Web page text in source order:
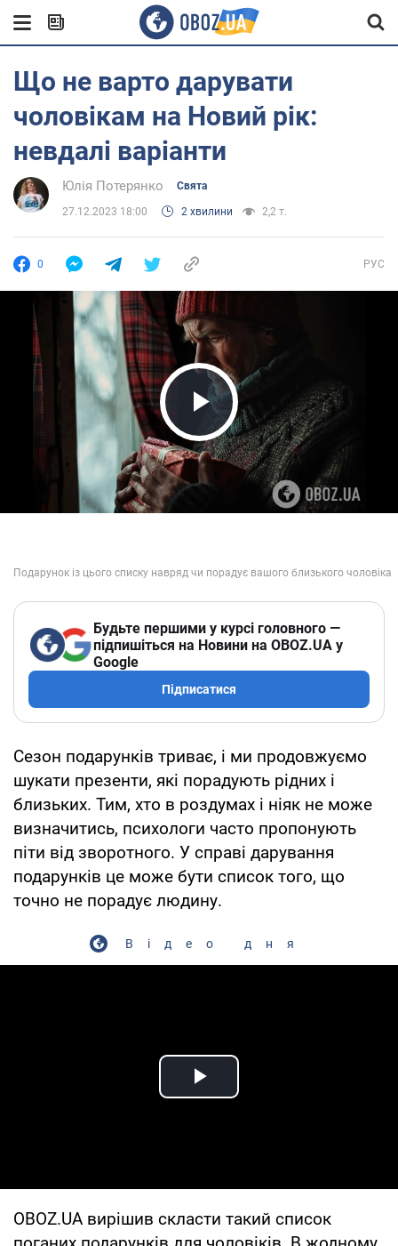
Що не варто дарувати
чоловікам на Новий рік:
невдалі варіанти
Юлія Потерянко Свята
27.12.2023 18:00 2 хвилини 2,2 т.
0 РУС
Play Video
Будьте першими у курсі головного —
підпишіться на Новини на OBOZ.UA у
Google
Підписатися
Сезон подарунків триває, і ми продовжуємо
шукати презенти, які порадують рідних і
близьких. Тим, хто в роздумах і ніяк не може
визначитись, психологи часто пропонують
піти від зворотного. У справі дарування
подарунків це може бути список того, що
точно не порадує людину.
Відео дня
Play Video
OBOZ.UA вирішив скласти такий список